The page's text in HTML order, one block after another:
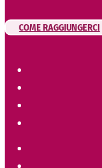
COME RAGGIUNGERCI